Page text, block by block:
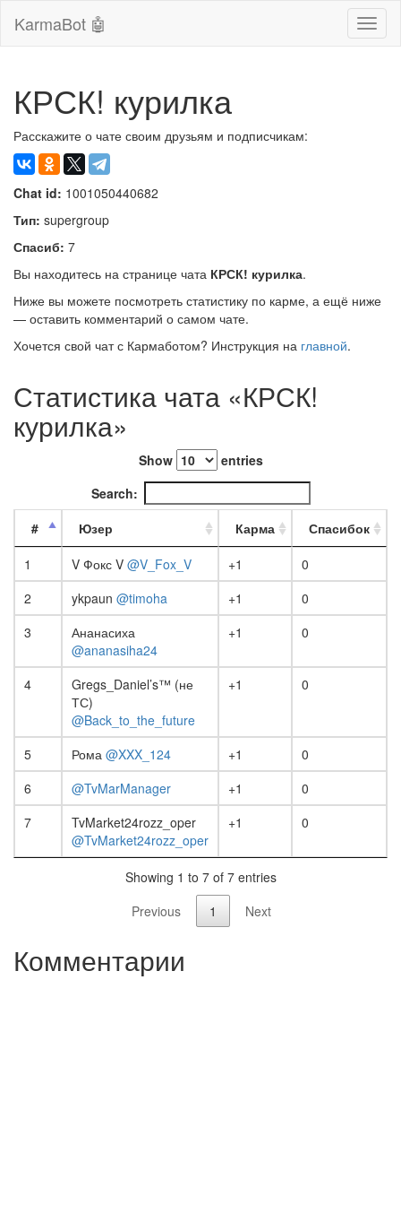
KarmaBot 🤖
КРСК! курилка
Расскажите о чате своим друзьям и подписчикам:
Chat id: 1001050440682
Тип: supergroup
Спасиб: 7
Вы находитесь на странице чата КРСК! курилка.
Ниже вы можете посмотреть статистику по карме, а ещё ниже
— оставить комментарий о самом чате.
Хочется свой чат с Кармаботом? Инструкция на главной.
Статистика чата «КРСК!
курилка»
Show
entries
Search:
#
Юзер Карма
Спасибок
1
V Фокс V @V_Fox_V +1
0
2
ykpaun @timoha +1
0
3
Ананасиха
@ananasiha24
+1 0
4
Gregs_Daniel’s™ (не
ТС)
@Back_to_the_future
+1 0
5 Рома @XXX_124 +1
0
6
@TvMarManager +1
0
7
TvMarket24rozz_oper
@TvMarket24rozz_oper
+1 0
Showing 1 to 7 of 7 entries
Previous
1 Next
Комментарии